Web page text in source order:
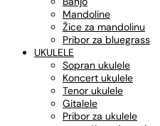
Mandoline
Žice za mandolinu
Pribor za bluegrass
UKULELE
Sopran ukulele
Koncert ukulele
Tenor ukulele
Gitalele
Pribor za ukulele